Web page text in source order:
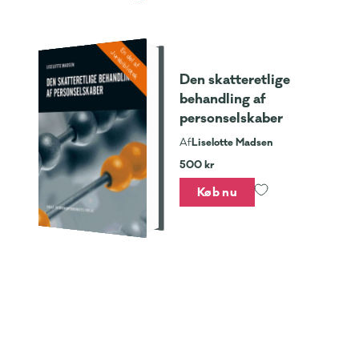
En del af
Jurabibliotek
Den skatteretlige
behandling af
personselskaber
AfLiselotte Madsen
500 kr
Køb nu